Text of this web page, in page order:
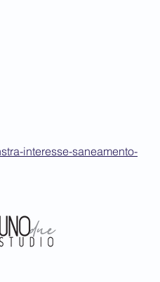
interesse-saneamento-